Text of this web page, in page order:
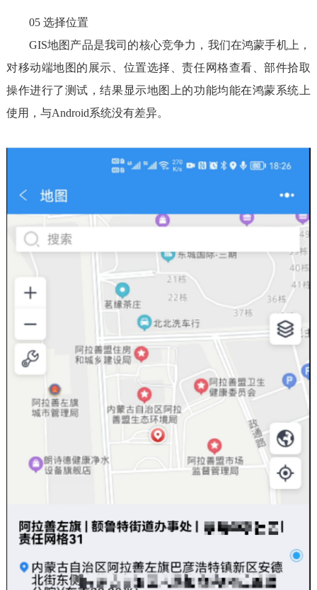
05 选择位置
GIS地图产品是我司的核心竞争力，我们在鸿蒙手机上，
对移动端地图的展示、位置选择、责任网格查看、部件拾取
操作进行了测试，结果显示地图上的功能均能在鸿蒙系统上
使用，与Android系统没有差异。